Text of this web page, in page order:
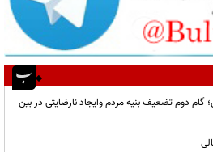
گام دوم تضعیف بنیه مردم وایجاد نارضایتی در بین